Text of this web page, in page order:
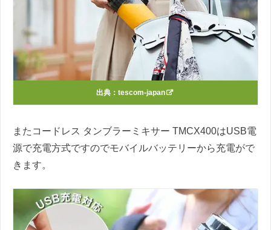
出典： tescom-japan
またコードレス タンブラーミキサー TMCX400はUSB電
源で充電方式ですのでモバイルバッテリーから充電がで
きます。